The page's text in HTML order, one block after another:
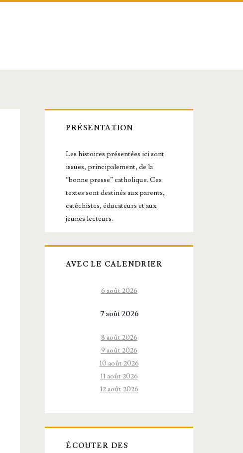
Barre
latérale
principale
PRÉSENTATION
Les histoires présentées ici sont
issues, principalement, de la
“bonne presse” catholique. Ces
textes sont destinés aux parents,
catéchistes, éducateurs et aux
jeunes lecteurs.
AVEC LE CALENDRIER
6 août 2026
7 août 2026
8 août 2026
9 août 2026
10 août 2026
11 août 2026
12 août 2026
ÉCOUTER DES